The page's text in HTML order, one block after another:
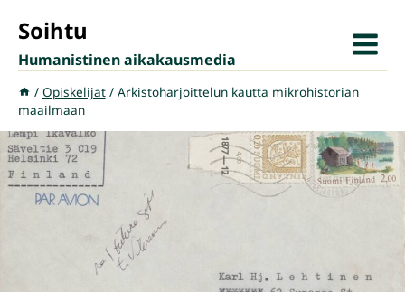
sisältöön
Soihtu
Humanistinen aikakausmedia
/ Opiskelijat / Arkistoharjoittelun kautta mikrohistorian
maailmaan